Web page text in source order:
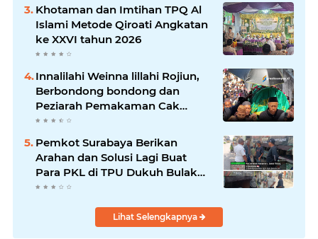
Khotaman dan Imtihan TPQ Al
Islami Metode Qiroati Angkatan
ke XXVI tahun 2026
Innalilahi Weinna lillahi Rojiun,
Berbondong bondong dan
Peziarah Pemakaman Cak
Soleh.
Pemkot Surabaya Berikan
Arahan dan Solusi Lagi Buat
Para PKL di TPU Dukuh Bulak
Banteng Surabaya
Lihat Selengkapnya